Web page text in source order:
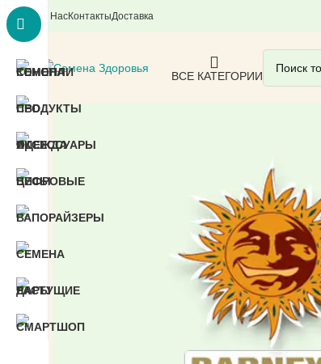
О НасКонтактыДоставка
ВСЕ КАТЕГОРИИ